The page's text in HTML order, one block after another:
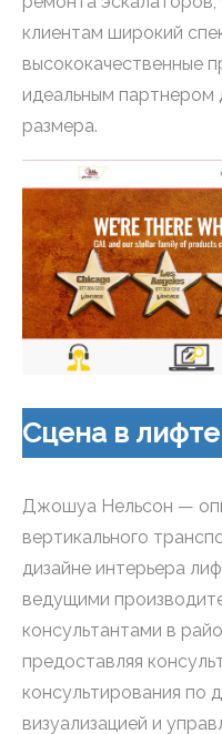
клиентам широкий
высококачественные
идеальным партнером
размера.
Сцена в лифте
Джошуа Нельсон —
вертикального
дизайне интерьера
ведущими
консультантами в
предоставляя
консультирования по
визуализацией и